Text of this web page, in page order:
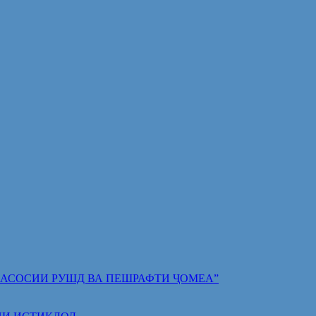
АСОСИИ РУШД ВА ПЕШРАФТИ ҶОМЕА”